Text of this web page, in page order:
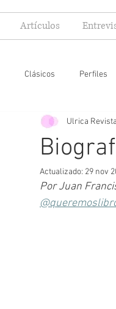
Artículos
Clásicos Perfiles
Editoriales Especial FIL
Ulrica Revista
Actualizado: 29 nov
Por Juan